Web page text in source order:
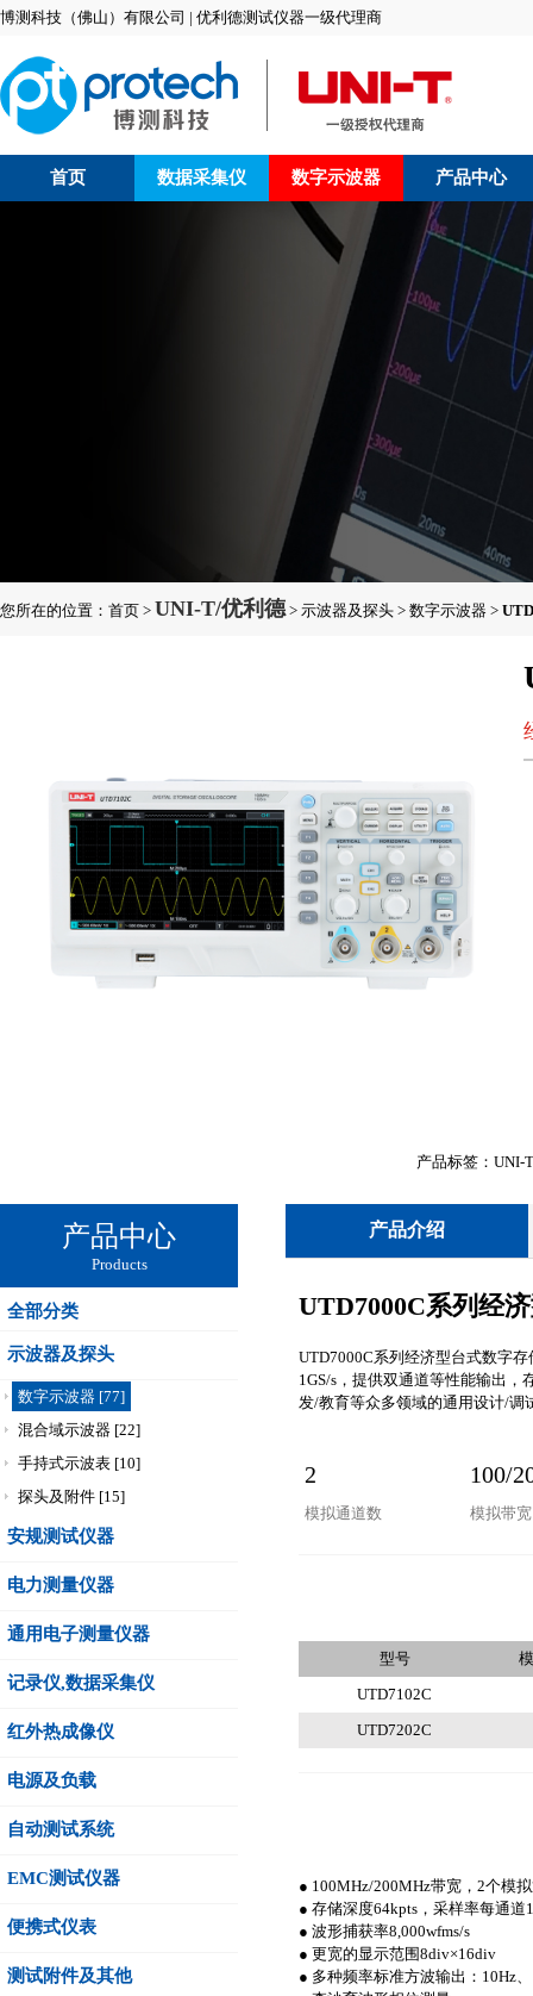
博测科技（佛山）有限公司 | 优利德测试仪器一级代理商
首页 数据采集仪 数字示波器 产品中心
您所在的位置： 首页 > UNI-T/优利德> 示波器及探头 > 数字示波器 >
产品标签：UNI-
产品中心
Products
全部分类
示波器及探头
数字示波器 [77]
混合域示波器 [22]
手持式示波表 [10]
探头及附件 [15]
安规测试仪器
电力测量仪器
通用电子测量仪器
记录仪,数据采集仪
红外热成像仪
电源及负载
自动测试系统
EMC测试仪器
便携式仪表
测试附件及其他
产品介绍
UTD7000C系列经
UTD7000C系列经济型台式数字
1GS/s，提供双通道等性能输出
发/教育等众多领域的通用设计/调
2 100/
模拟通道数 模拟带宽
型号
UTD7102C
UTD7202C
● 100MHz/200MHz带宽，2个模
● 存储深度64kpts，采样率每通道
● 波形捕获率8,000wfms/s
● 更宽的显示范围8div×16div
● 多种频率标准方波输出：10Hz